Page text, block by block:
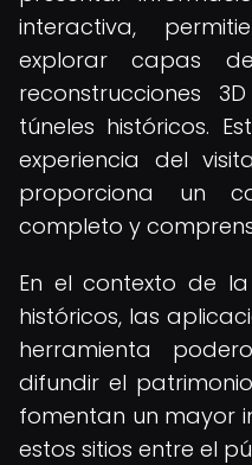
interactiva,
explorar capas
reconstrucciones
túneles históricos.
experiencia del
proporciona un
completo y
En el contexto de
históricos, las
herramienta
difundir el
fomentan un mayor
estos sitios entre el